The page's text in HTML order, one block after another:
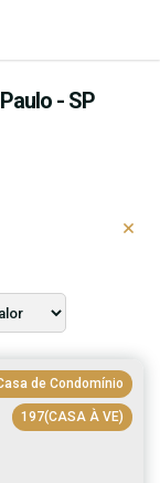
- SP
197(CASA À VE)
de Condomínio